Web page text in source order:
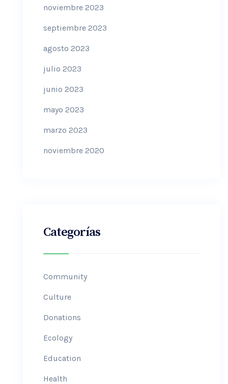
noviembre 2023
septiembre 2023
agosto 2023
julio 2023
junio 2023
mayo 2023
marzo 2023
noviembre 2020
Categorías
Community
Culture
Donations
Ecology
Education
Health